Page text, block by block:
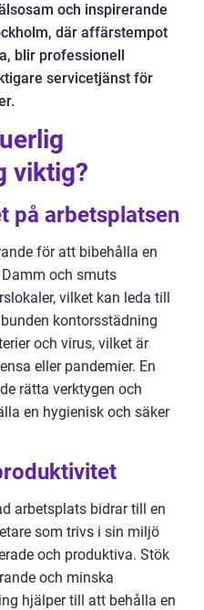
och inspirerande
där affärstempot
blir professionell
servicetjänst för
viktig?
på arbetsplatsen
för att bibehålla en
och smuts
vilket kan leda till
kontorsstädning
och virus, vilket är
eller pandemier. En
rätta verktygen och
en hygienisk och säker
arbetsplats bidrar till en
som trivs i sin miljö
och produktiva. Stök
och minska
hjälper till att behålla en